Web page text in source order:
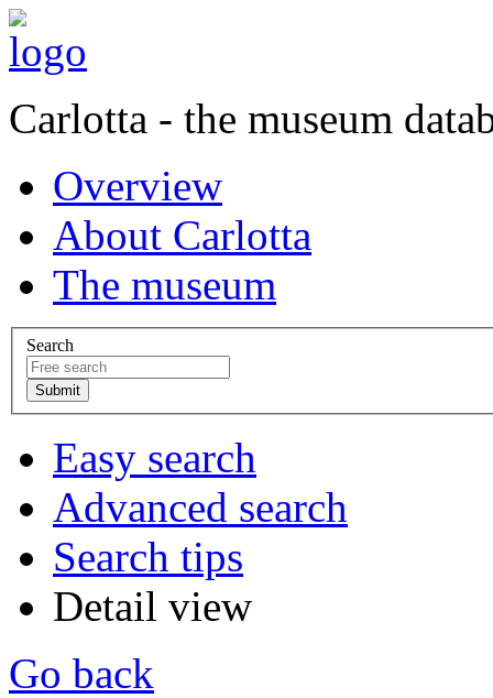
Carlotta - the museum
Overview
About Carlotta
The museum
Search
Easy search
Advanced search
Search tips
Detail view
Go back